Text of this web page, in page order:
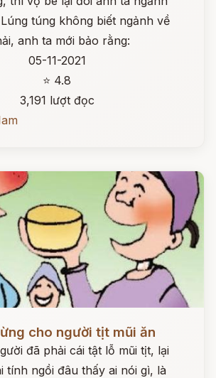
túng không biết ngảnh về
anh ta mới bảo rằng:
05-11-2021
⭐ 4.8
3,191 lượt đọc
cho người tịt mũi ăn
đã phải cái tật lỗ mũi tịt, lại
tính ngồi đâu thấy ai nói gì, là